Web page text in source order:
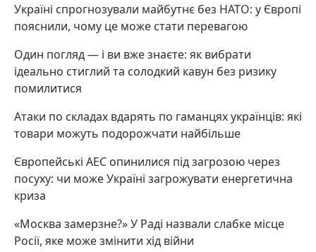
Україні спрогнозували майбутнє без НАТО: у Європі
пояснили, чому це може стати перевагою
Один погляд — і ви вже знаєте: як вибрати
ідеально стиглий та солодкий кавун без ризику
помилитися
Атаки по складах вдарять по гаманцях українців: які
товари можуть подорожчати найбільше
Європейські АЕС опинилися під загрозою через
посуху: чи може Україні загрожувати енергетична
криза
«Москва замерзне?» У Раді назвали слабке місце
Росії, яке може змінити хід війни